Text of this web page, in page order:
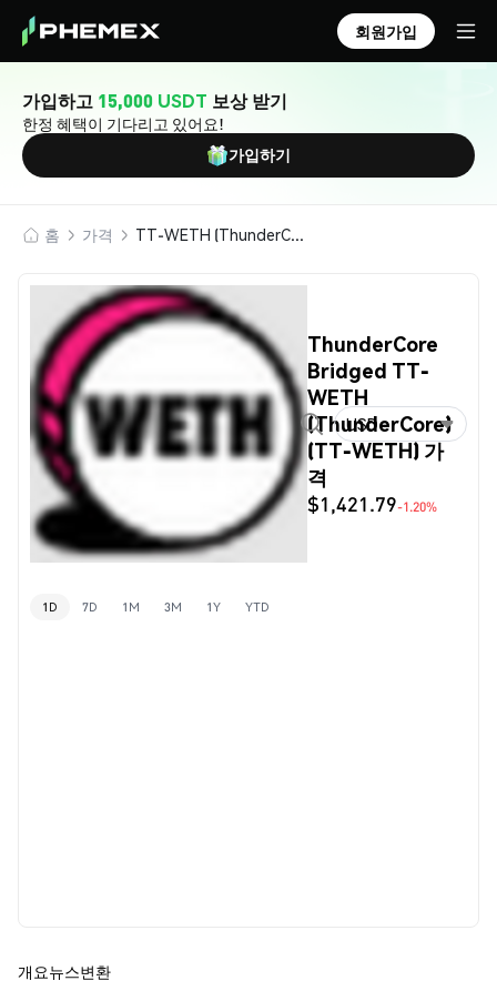
회원가입
가입하고 15,000 USDT 보상 받기
한정 혜택이 기다리고 있어요!
가입하기
홈 가격 TT-WETH (ThunderCore Bridged TT-WETH (ThunderCore))
ThunderCore
Bridged TT-
WETH
(ThunderCore)
(TT-WETH) 가
격
$1,421.79-1.20%
USD
1D 7D 1M 3M 1Y YTD
개요뉴스변환